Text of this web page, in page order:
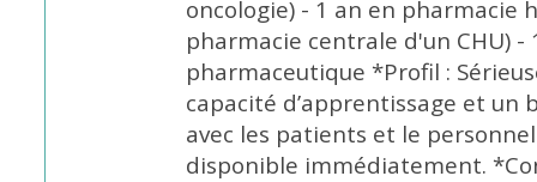
oncologie) - 1 an en pharmacie
pharmacie centrale d'un CHU)
pharmaceutique *Profil :
capacité d’apprentissage et un
avec les patients et le
disponible immédiatement.